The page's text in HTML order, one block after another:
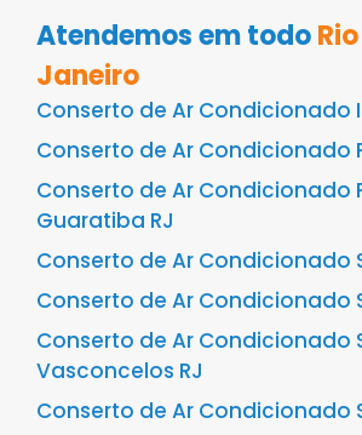
Atendemos em todo
Janeiro
Conserto de Ar Condicionado
Conserto de Ar Condicionado
Conserto de Ar Condicionado
Guaratiba RJ
Conserto de Ar Condicionado
Conserto de Ar Condicionado
Conserto de Ar Condicionado
Vasconcelos RJ
Conserto de Ar Condicionado